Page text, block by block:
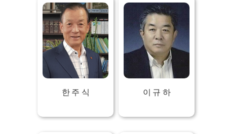
한 주 식 이 규 하